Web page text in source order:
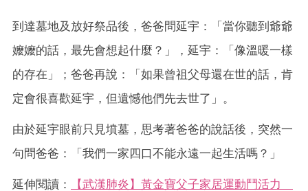
到達墓地及放好祭品後，爸爸問延宇：「當你聽到爺爺
嬤嬤的話，最先會想起什麼？」，延宇：「像溫暖一樣
的存在」；爸爸再說：「如果曾祖父母還在世的話，肯
定會很喜歡延宇，但遺憾他們先去世了」。
由於延宇眼前只見墳墓，思考著爸爸的說話後，突然一
句問爸爸：「我們一家四口不能永遠一起生活嗎？」
延伸閱讀：
【武漢肺炎】黃金寶父子家居運動鬥活力